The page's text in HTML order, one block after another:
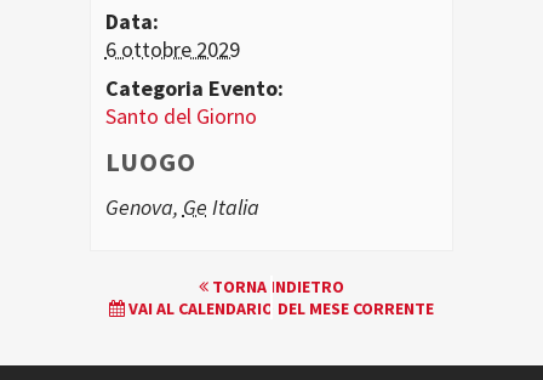
Data:
6 ottobre 2029
Categoria Evento:
Santo del Giorno
LUOGO
Genova, Ge Italia
EVENTO
NAVIGATION
TORNA INDIETRO
VAI AL CALENDARIO DEL MESE CORRENTE